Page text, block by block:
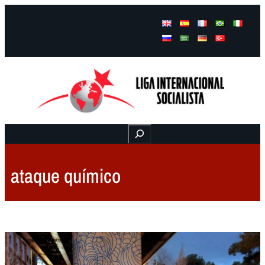
Buscar
ataque químico